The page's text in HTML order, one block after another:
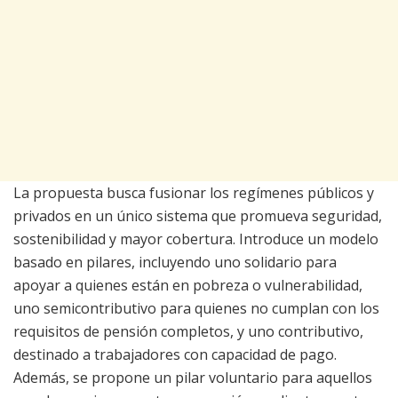
La propuesta busca fusionar los regímenes públicos y
privados en un único sistema que promueva seguridad,
sostenibilidad y mayor cobertura. Introduce un modelo
basado en pilares, incluyendo uno solidario para
apoyar a quienes están en pobreza o vulnerabilidad,
uno semicontributivo para quienes no cumplan con los
requisitos de pensión completos, y uno contributivo,
destinado a trabajadores con capacidad de pago.
Además, se propone un pilar voluntario para aquellos